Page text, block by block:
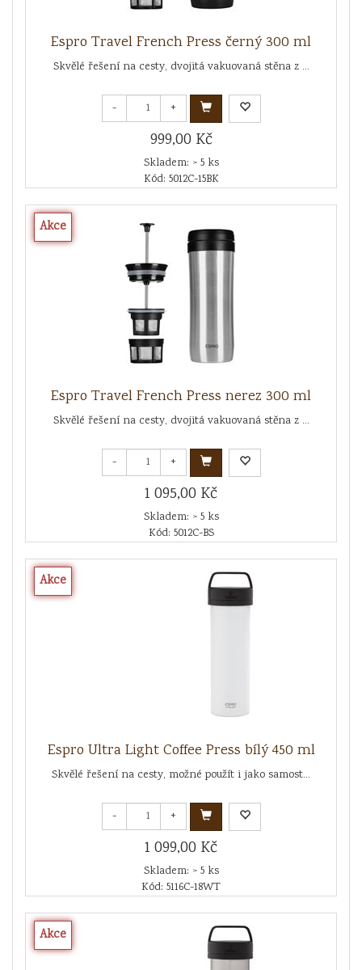
Espro Travel French Press černý 300 ml
Skvělé řešení na cesty, dvojitá vakuovaná stěna z ...
- +
999,00 Kč
Skladem: > 5 ks
Kód: 5012C-15BK
Akce
Espro Travel French Press nerez 300 ml
Skvělé řešení na cesty, dvojitá vakuovaná stěna z ...
- +
1 095,00 Kč
Skladem: > 5 ks
Kód: 5012C-BS
Akce
Espro Ultra Light Coffee Press bílý 450 ml
Skvělé řešení na cesty, možné použít i jako samost...
- +
1 099,00 Kč
Skladem: > 5 ks
Kód: 5116C-18WT
Akce